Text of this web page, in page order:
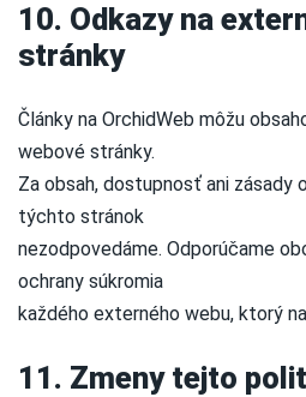
10. Odkazy na
stránky
Články na OrchidWeb môžu
webové stránky.
Za obsah, dostupnosť ani zásady
týchto stránok
nezodpovedáme. Odporúčame
ochrany súkromia
každého externého webu, ktorý
11. Zmeny tejto